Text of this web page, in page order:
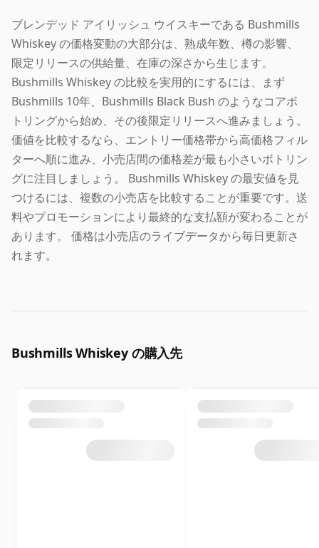
ブレンデッド アイリッシュ ウイスキーである Bushmills
Whiskey の価格変動の大部分は、熟成年数、樽の影響、
限定リリースの供給量、在庫の深さから生じます。
Bushmills Whiskey の比較を実用的にするには、まず
Bushmills 10年、Bushmills Black Bush のようなコアボ
トリングから始め、その後限定リリースへ進みましょう。
価値を比較するなら、エントリー価格帯から高価格フィル
ターへ順に進み、小売店間の価格差が最も小さいボトリン
グに注目しましょう。 Bushmills Whiskey の最安値を見
つけるには、複数の小売店を比較することが重要です。送
料やプロモーションにより最終的な支払額が変わることが
あります。 価格は小売店のライブデータから毎日更新さ
れます。
Bushmills Whiskey の購入先